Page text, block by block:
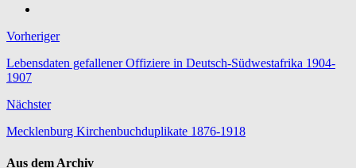
Vorheriger
Lebensdaten gefallener Offiziere in Deutsch-Südwestafrika 1904-
1907
Nächster
Mecklenburg Kirchenbuchduplikate 1876-1918
Aus dem Archiv